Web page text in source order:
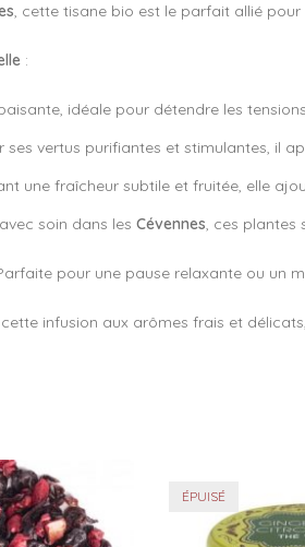
, cette tisane bio est le parfait allié
:
idéale pour détendre les
ses vertus purifiantes et stimulantes, il
une fraîcheur subtile et fruitée, elle
soin dans les Cévennes, ces plantes
pour une pause relaxante ou un
infusion aux arômes frais et
ÉPUISÉ